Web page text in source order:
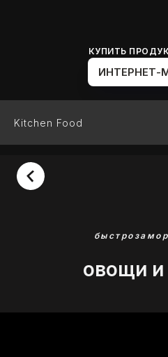
КУПИТЬ
ИНТЕРНЕТ-
Kitchen Food
овощи и